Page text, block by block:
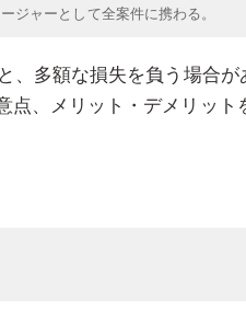
ジャーとして全案件に携わる。
、多額な損失を負う場合が
点、メリット・デメリット